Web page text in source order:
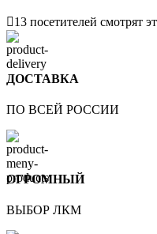
13 посетителей смотрят
ДОСТАВКА
ПО ВСЕЙ РОССИИ
ОГРОМНЫЙ
ВЫБОР ЛКМ